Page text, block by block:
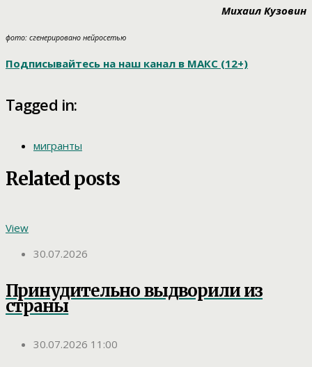
Михаил Кузовин
фото: сгенерировано нейросетью
Подписывайтесь на наш канал в МАКС (12+)
Tagged in:
мигранты
Related posts
View
30.07.2026
Принудительно выдворили из
страны
30.07.2026 11:00